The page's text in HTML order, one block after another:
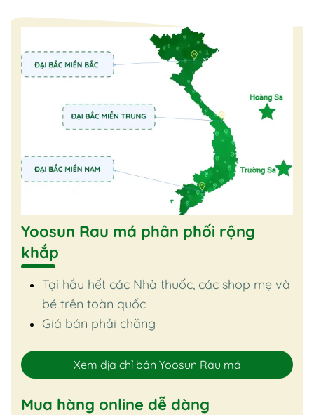
Yoosun Rau má phân phối rộng
khắp
Tại hầu hết các Nhà thuốc, các shop mẹ và
bé trên toàn quốc
Giá bán phải chăng
Xem địa chỉ bán Yoosun Rau má
Mua hàng online dễ dàng